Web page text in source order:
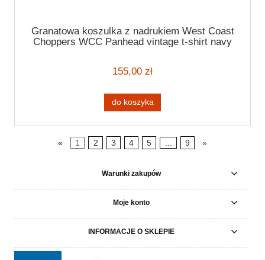
Granatowa koszulka z nadrukiem West Coast
Choppers WCC Panhead vintage t-shirt navy
155,00 zł
do koszyka
« 1 2 3 4 5 9 »
Warunki zakupów
Moje konto
INFORMACJE O SKLEPIE